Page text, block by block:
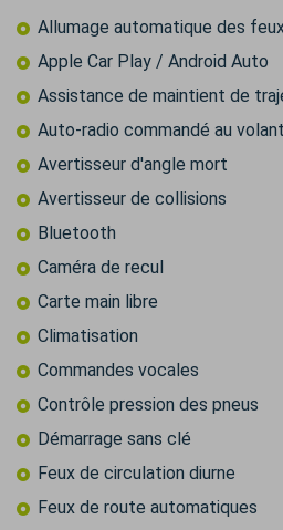
Allumage automatique des
Apple Car Play / Android Auto
Assistance de maintient de
Auto-radio commandé au volant
Avertisseur d'angle mort
Avertisseur de collisions
Bluetooth
Caméra de recul
Carte main libre
Climatisation
Commandes vocales
Contrôle pression des pneus
Démarrage sans clé
Feux de circulation diurne
Feux de route automatiques